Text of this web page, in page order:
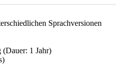
Sprachversionen
1 Jahr)